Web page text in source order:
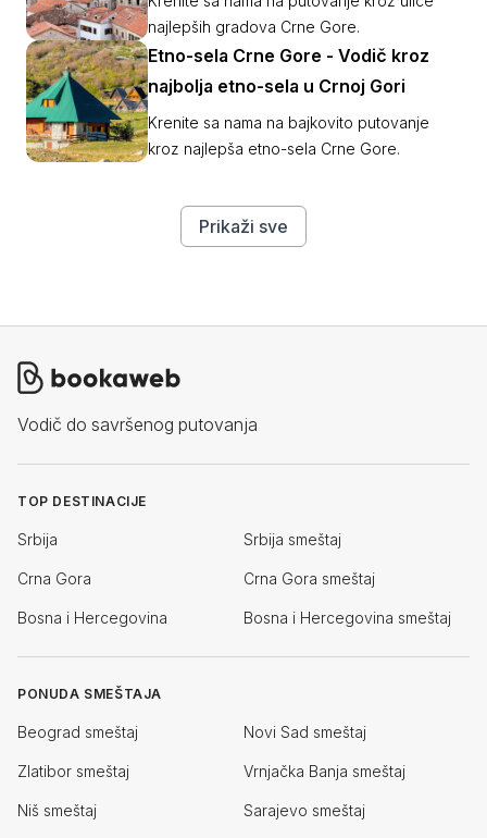
najlepših gradova Crne Gore.
Etno-sela Crne Gore - Vodič kroz
najbolja etno-sela u Crnoj Gori
Krenite sa nama na bajkovito putovanje
kroz najlepša etno-sela Crne Gore.
Prikaži sve
Vodič do savršenog putovanja
TOP DESTINACIJE
Srbija Srbija smeštaj
Crna Gora Crna Gora smeštaj
Bosna i Hercegovina Bosna i Hercegovina smeštaj
PONUDA SMEŠTAJA
Beograd smeštaj Novi Sad smeštaj
Zlatibor smeštaj Vrnjačka Banja smeštaj
Niš smeštaj Sarajevo smeštaj